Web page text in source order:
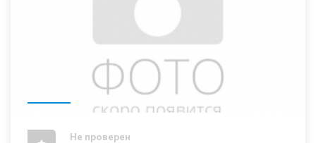
Не проверен